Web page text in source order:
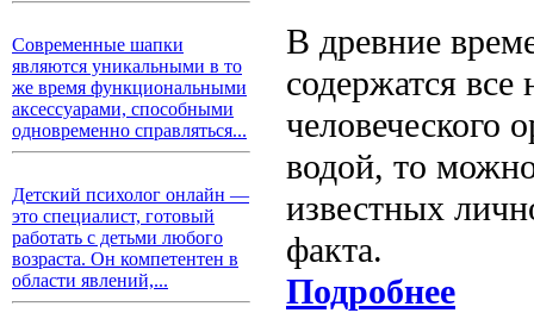
Современные шапки
являются уникальными в то
же время функциональными
аксессуарами, способными
одновременно справляться...
Детский психолог онлайн —
это специалист, готовый
работать с детьми любого
возраста. Он компетентен в
области явлений,...
В древние
содержатся
человеческого
водой, то
известных
факта.
Подробнее